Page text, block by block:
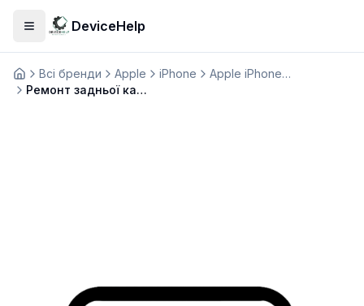
Відкрити меню
DeviceHelp
ДомашняВсі бренди Apple iPhone
Apple iPhone 16 Pro Max
Ремонт задньої камери